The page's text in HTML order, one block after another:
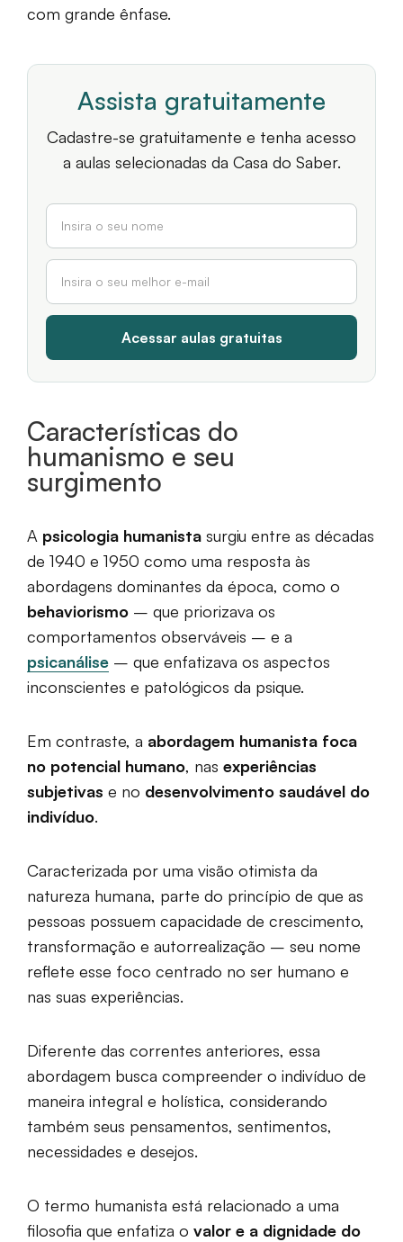
com grande ênfase.
Assista gratuitamente
Cadastre-se gratuitamente e tenha acesso
a aulas selecionadas da Casa do Saber.
Características do
humanismo e seu
surgimento
A psicologia humanista surgiu entre as décadas
de 1940 e 1950 como uma resposta às
abordagens dominantes da época, como o
behaviorismo – que priorizava os
comportamentos observáveis – e a
psicanálise – que enfatizava os aspectos
inconscientes e patológicos da psique.
Em contraste, a abordagem humanista foca
no potencial humano, nas experiências
subjetivas e no desenvolvimento saudável do
indivíduo.
Caracterizada por uma visão otimista da
natureza humana, parte do princípio de que as
pessoas possuem capacidade de crescimento,
transformação e autorrealização – seu nome
reflete esse foco centrado no ser humano e
nas suas experiências.
Diferente das correntes anteriores, essa
abordagem busca compreender o indivíduo de
maneira integral e holística, considerando
também seus pensamentos, sentimentos,
necessidades e desejos.
O termo humanista está relacionado a uma
filosofia que enfatiza o valor e a dignidade do